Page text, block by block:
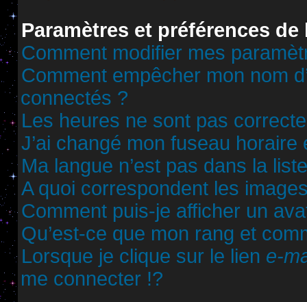
Paramètres et préférences de
Comment modifier mes
Comment empêcher mon nom
connectés ?
Les heures ne sont pas
J’ai changé mon fuseau
Ma langue n’est pas dans la
A quoi correspondent les
Comment puis-je afficher un
Qu’est-ce que mon rang et
Lorsque je clique sur le lien e-
me connecter !?